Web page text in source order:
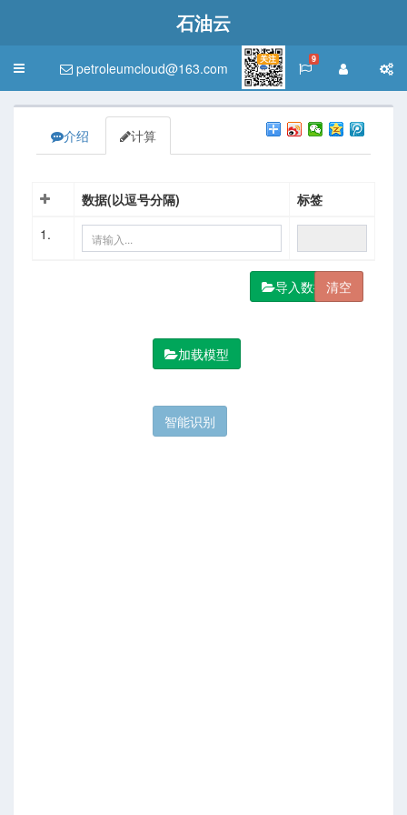
石油云
Toggle
petroleumcloud@163.com
关注 9
介绍 计算
数据(以逗号分隔)
标签
1.
导入数据
加载模型